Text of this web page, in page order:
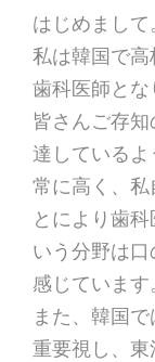
はじめまして
私は韓国で高
歯科医師とな
皆さんご存
達している
常に高く、私
とにより歯
いう分野は
感じています
また、韓国
重要視し、